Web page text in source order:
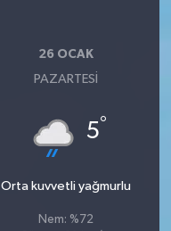
26 OCAK
PAZARTESI
5°
Orta kuvvetli yağmurlu
Nem: %72